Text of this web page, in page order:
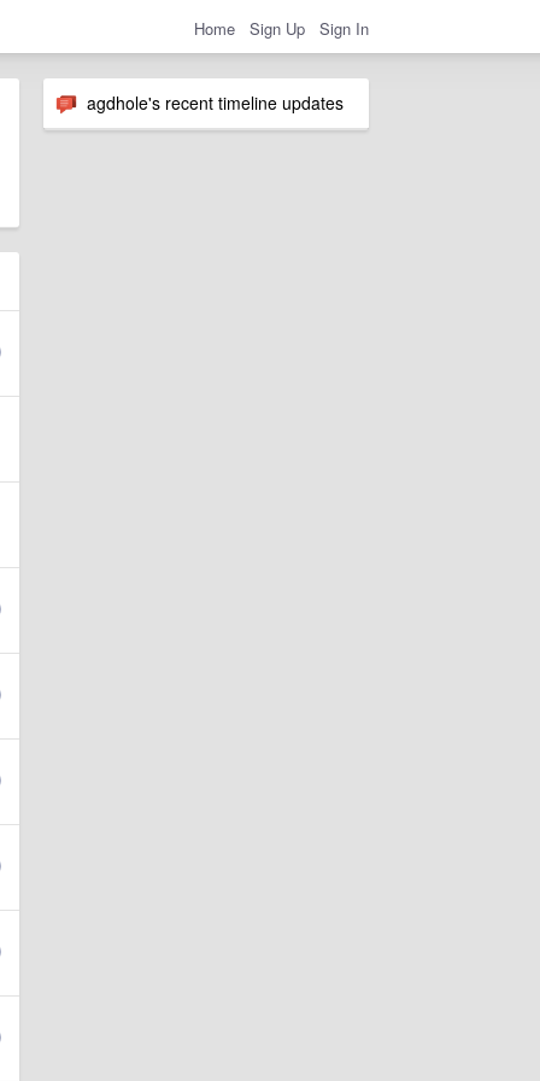
Home Sign Up Sign In
agdhole's recent timeline updates